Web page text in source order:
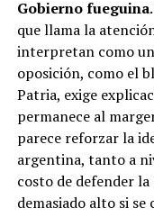
Gobierno fueguina
que llama la
interpretan como
oposición, como el
Patria, exige
permanece al
parece reforzar la
argentina, tanto a
costo de defender
demasiado alto si